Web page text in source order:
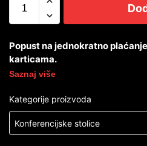
Popust na jednokratno
karticama.
Saznaj više
Kategorije proizvoda
Konferencijske stolice